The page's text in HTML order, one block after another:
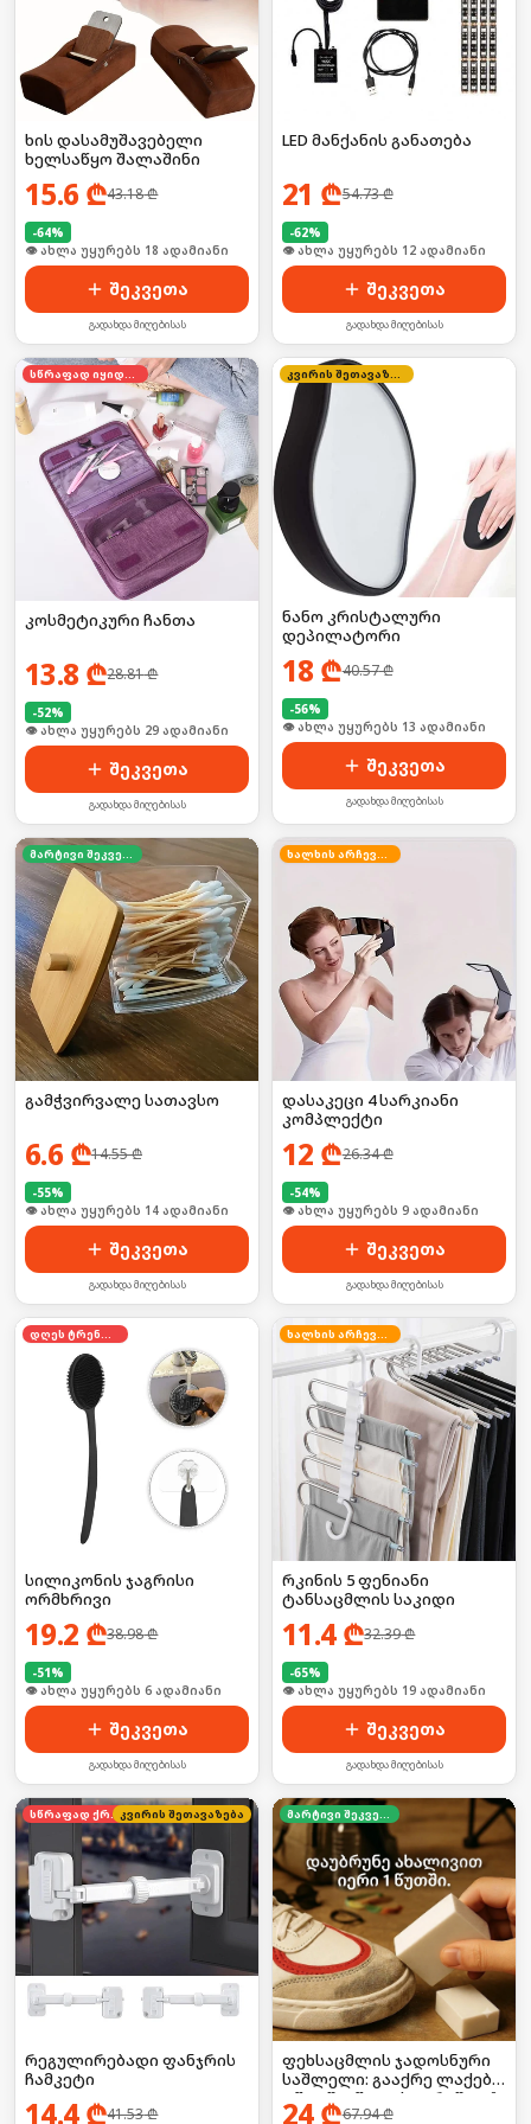
ხის დასამუშავებელი
ხელსაწყო შალაშინი
15.6 ₾43.18₾
-64%
🛒 ბოლო 24სთ-ში იყიდა 24-მა
შეკვეთა
გადახდა მიღებისას
LED მანქანის განათება
21 ₾54.73₾
-62%
🛒 ბოლო 24სთ-ში იყიდა 18-მა
შეკვეთა
გადახდა მიღებისას
კოსმეტიკური ჩანთა
13.8 ₾28.81₾
-52%
🛒 ბოლო 24სთ-ში იყიდა 44-მა
შეკვეთა
გადახდა მიღებისას
ნანო კრისტალური
დეპილატორი
18 ₾40.57₾
-56%
🛒 ბოლო 24სთ-ში იყიდა 20-მა
შეკვეთა
გადახდა მიღებისას
გამჭვირვალე სათავსო
6.6 ₾14.55₾
-55%
🛒 ბოლო 24სთ-ში იყიდა 23-მა
შეკვეთა
გადახდა მიღებისას
დასაკეცი 4 სარკიანი
კომპლექტი
12 ₾26.34₾
-54%
🛒 ბოლო 24სთ-ში იყიდა 16-მა
შეკვეთა
გადახდა მიღებისას
სილიკონის ჯაგრისი
ორმხრივი
19.2 ₾38.98₾
-51%
🛒 ბოლო 24სთ-ში იყიდა 6-მა
შეკვეთა
გადახდა მიღებისას
რკინის 5 ფენიანი
ტანსაცმლის საკიდი
11.4₾32.39₾
-65%
🛒 ბოლო 24სთ-ში იყიდა 30-მა
შეკვეთა
გადახდა მიღებისას
სწრაფად ქრება კვირის შეთავაზება
რეგულირებადი ფანჯრის
ჩამკეტი
14.4₾41.53₾
ფეხსაცმლის ჯადოსნური
საშლელი: გააქრე ლაქები
1 წუთში (წყლის გარეშე!) 🚫
💧
24₾67.94₾